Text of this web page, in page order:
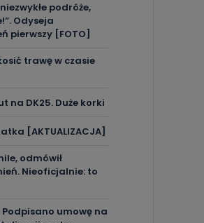
podróże,
Odyseja
pierwszy [FOTO]
trawę w czasie
na DK25. Duże korki
[AKTUALIZACJA]
odmówił
Nieoficjalnie: to
umowę na